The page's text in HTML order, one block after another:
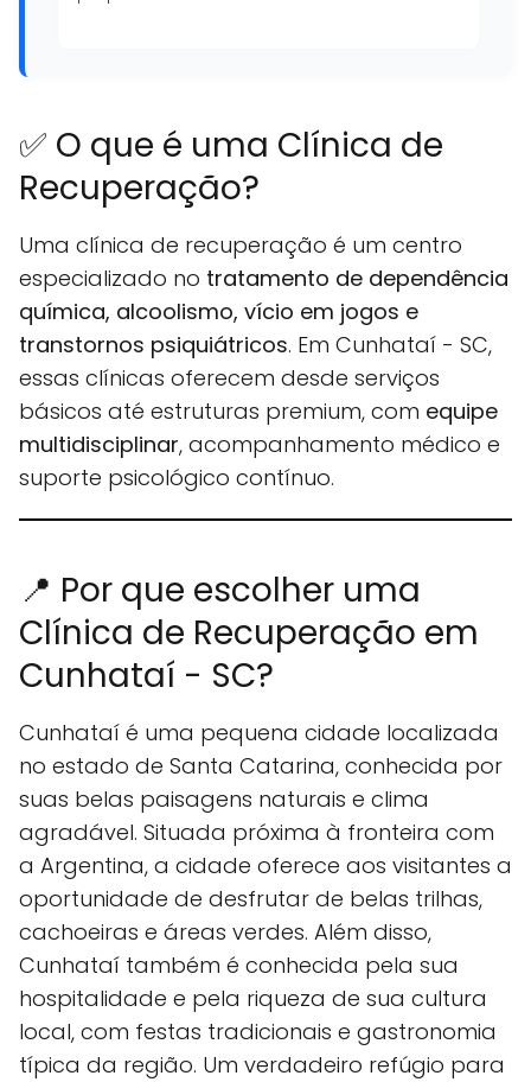
✅ O que é uma Clínica de
Recuperação?
Uma clínica de recuperação é um centro
especializado no tratamento de dependência
química, alcoolismo, vício em jogos e
transtornos psiquiátricos. Em Cunhataí - SC,
essas clínicas oferecem desde serviços
básicos até estruturas premium, com equipe
multidisciplinar, acompanhamento médico e
suporte psicológico contínuo.
📍 Por que escolher uma
Clínica de Recuperação em
Cunhataí - SC?
Cunhataí é uma pequena cidade localizada
no estado de Santa Catarina, conhecida por
suas belas paisagens naturais e clima
agradável. Situada próxima à fronteira com
a Argentina, a cidade oferece aos visitantes a
oportunidade de desfrutar de belas trilhas,
cachoeiras e áreas verdes. Além disso,
Cunhataí também é conhecida pela sua
hospitalidade e pela riqueza de sua cultura
local, com festas tradicionais e gastronomia
típica da região. Um verdadeiro refúgio para